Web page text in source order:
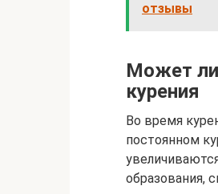
отзывы
Может ли
курения
Во время
постоянном
образования,